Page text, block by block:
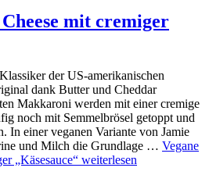
mit cremiger
der US-amerikanischen
dank Butter und Cheddar
Makkaroni werden mit einer cremige
noch mit Semmelbrösel getoppt und
In einer veganen Variante von Jamie
und Milch die Grundlage … Vegane
„Käsesauce“ weiterlesen